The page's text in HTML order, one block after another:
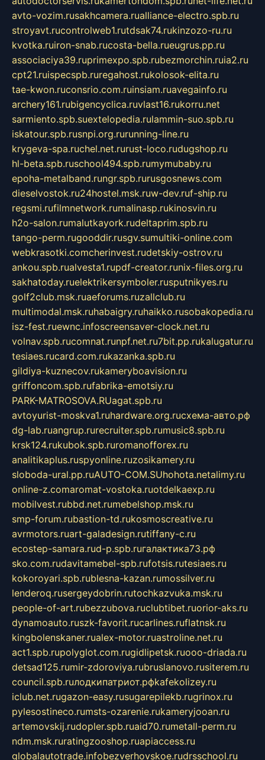
avto-vozim.rusakhcamera.rualliance-electro.spb.ru
stroyavt.rucontrolweb1.rutdsak74.rukinzozo-ru.ru
kvotka.ruiron-snab.rucosta-bella.rueugrus.pp.ru
associaciya39.ruprimexpo.spb.rubezmorchin.ruia2.ru
cpt21.ruispecspb.ruregahost.rukolosok-elita.ru
tae-kwon.ruconsrio.com.ruinsiam.ruavegainfo.ru
archery161.rubigencyclica.ruvlast16.rukorru.net
sarmiento.spb.suextelopedia.rulammin-suo.spb.ru
iskatour.spb.rusnpi.org.rurunning-line.ru
krygeva-spa.ruchel.net.rurust-loco.rudugshop.ru
hl-beta.spb.ruschool494.spb.rumymubaby.ru
epoha-metalband.rungr.spb.rurusgosnews.com
dieselvostok.ru24hostel.msk.ruw-dev.ruf-ship.ru
regsmi.rufilmnetwork.rumalinasp.rukinosvin.ru
h2o-salon.rumalutkayork.rudeltaprim.spb.ru
tango-perm.rugooddir.rusgv.sumultiki-online.com
webkrasotki.comcherinvest.rudetskiy-ostrov.ru
ankou.spb.rualvesta1.rupdf-creator.runix-files.org.ru
sakhatoday.ruelektrikersymboler.rusputnikyes.ru
golf2club.msk.ruaeforums.ruzallclub.ru
multimodal.msk.ruhabaigry.ruhaikko.rusobakopedia.ru
isz-fest.ruewnc.infoscreensaver-clock.net.ru
volnav.spb.rucomnat.runpf.net.ru7bit.pp.rukalugatur.ru
tesiaes.rucard.com.rukazanka.spb.ru
gildiya-kuznecov.rukameryboavision.ru
griffoncom.spb.rufabrika-emotsiy.ru
PARK-MATROSOVA.RUagat.spb.ru
avtoyurist-moskva1.ruhardware.org.ruсхема-авто.рф
dg-lab.ruangrup.rurecruiter.spb.rumusic8.spb.ru
krsk124.rukubok.spb.ruromanofforex.ru
analitikaplus.ruspyonline.ruzosikamery.ru
sloboda-ural.pp.ruAUTO-COM.SUhohota.netalimy.ru
online-z.comaromat-vostoka.ruotdelkaexp.ru
mobilvest.rubbd.net.rumebelshop.msk.ru
smp-forum.rubastion-td.rukosmoscreative.ru
avrmotors.ruart-galadesign.rutiffany-c.ru
ecostep-samara.rud-p.spb.ruгалактика73.рф
sko.com.rudavitamebel-spb.rufotsis.rutesiaes.ru
kokoroyari.spb.rublesna-kazan.rumossilver.ru
lenderoq.rusergeydobrin.rutochkazvuka.msk.ru
people-of-art.rubezzubova.ruclubtibet.ruorior-aks.ru
dynamoauto.ruszk-favorit.rucarlines.ruflatnsk.ru
kingbolenskaner.rualex-motor.ruastroline.net.ru
act1.spb.rupolyglot.com.rugidlipetsk.ruooo-driada.ru
detsad125.rumir-zdoroviya.rubruslanovo.rusiterem.ru
council.spb.ruлодкипатриот.рфkafekolizey.ru
iclub.net.rugazon-easy.rusugarepilekb.rugrinox.ru
pylesostineco.rumsts-ozarenie.rukameryjooan.ru
artemovskij.rudopler.spb.ruaid70.rumetall-perm.ru
ndm.msk.ruratingzooshop.ruapiaccess.ru
globalautotrade.infobezverhovskoe.rudrsschool.ru